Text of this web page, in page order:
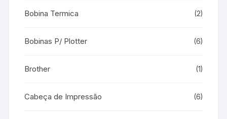
Bobina Termica (2)
Bobinas P/ Plotter (6)
Brother (1)
Cabeça de Impressão (6)